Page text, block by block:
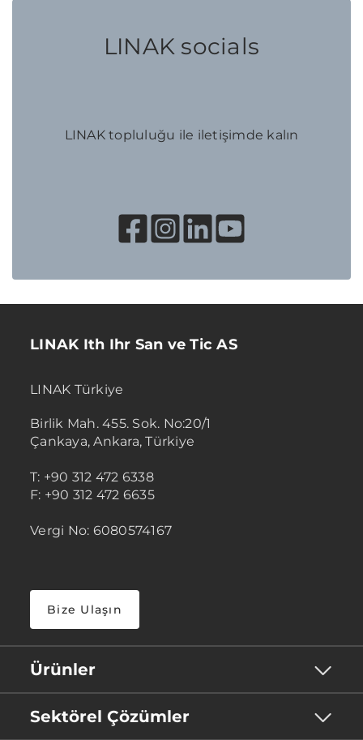
LINAK socials
LINAK topluluğu ile iletişimde kalın
LINAK Ith Ihr San ve Tic AS
LINAK Türkiye
Birlik Mah. 455. Sok. No:20/1
Çankaya, Ankara, Türkiye
T: +90 312 472 6338
F: +90 312 472 6635
Vergi No: 6080574167
Bize Ulaşın
Ürünler
Sektörel Çözümler